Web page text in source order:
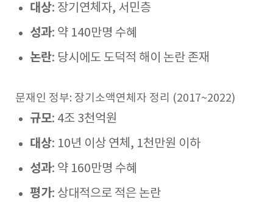
대상: 장기연체자, 서민층
성과: 약 140만명 수혜
논란: 당시에도 도덕적 해이 논란 존재
문재인 정부: 장기소액연체자 정리 (2017~2022)
규모: 4조 3천억원
대상: 10년 이상 연체, 1천만원 이하
성과: 약 160만명 수혜
평가: 상대적으로 적은 논란